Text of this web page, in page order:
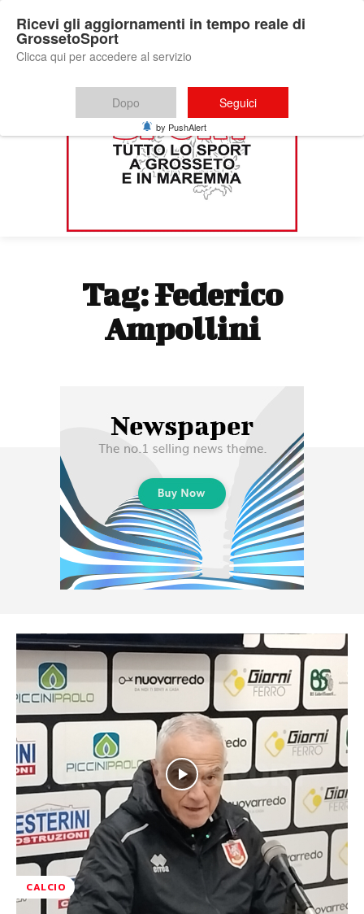
Tag:Federico
Ampollini
CALCIO
Ricevi gli aggiornamenti in tempo reale di
GrossetoSport
Clicca qui per accedere al servizio
Dopo Seguici
by PushAlert